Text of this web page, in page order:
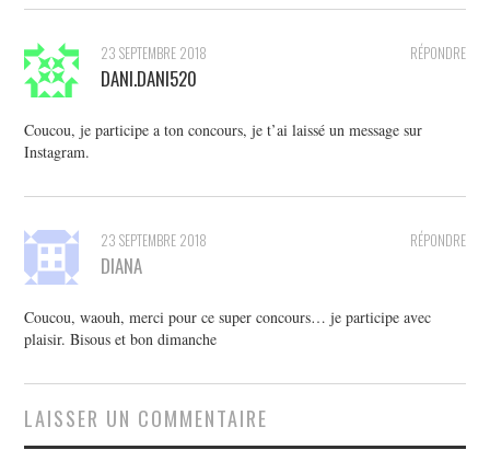
RÉPONDRE
23 SEPTEMBRE 2018
DANI.DANI520
Coucou, je participe a ton concours, je t’ai laissé un message sur
Instagram.
RÉPONDRE
23 SEPTEMBRE 2018
DIANA
Coucou, waouh, merci pour ce super concours… je participe avec
plaisir. Bisous et bon dimanche
LAISSER UN COMMENTAIRE